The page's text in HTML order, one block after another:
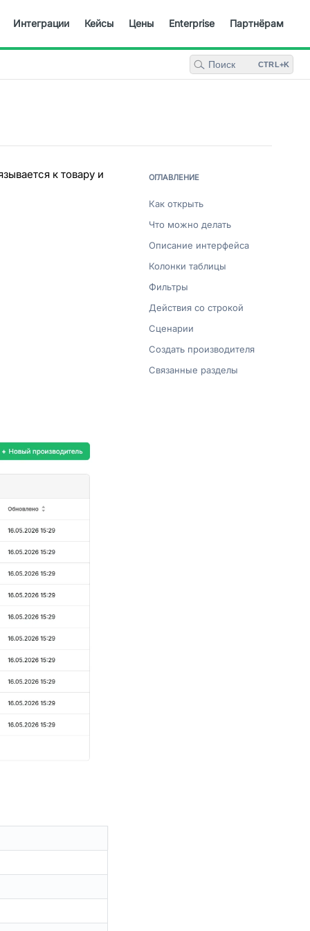
Интеграции Кейсы Цены Enterprise Партнёрам
Поиск CTRL+K
к товару и ОГЛАВЛЕНИЕ
Как открыть
Что можно делать
Описание интерфейса
Колонки таблицы
Фильтры
Действия со строкой
Сценарии
Создать производителя
Связанные разделы